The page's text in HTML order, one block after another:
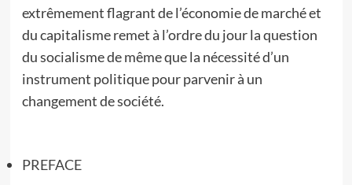
extrêmement flagrant de l’économie de marché et
du capitalisme remet à l’ordre du jour la question
du socialisme de même que la nécessité d’un
instrument politique pour parvenir à un
changement de société.
PREFACE